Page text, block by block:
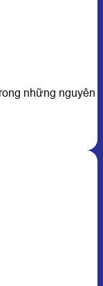
những nguyên